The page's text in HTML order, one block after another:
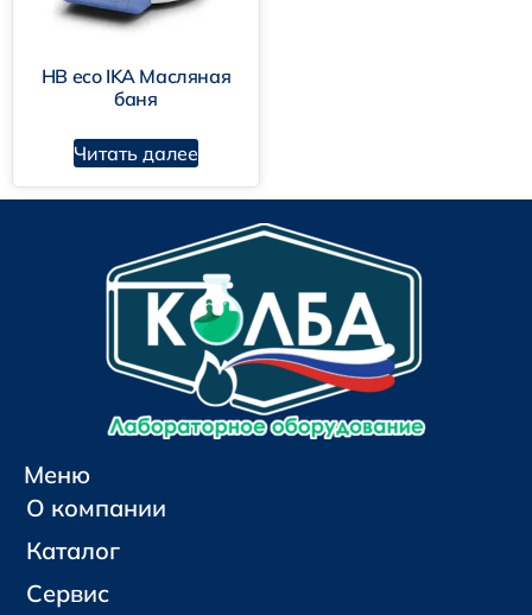
HB eco IKA Масляная
баня
Читать далее
Меню
О компании
Каталог
Сервис